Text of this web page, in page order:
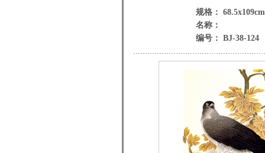
规格： 68.5x109cm
名称：
编号： BJ-38-124